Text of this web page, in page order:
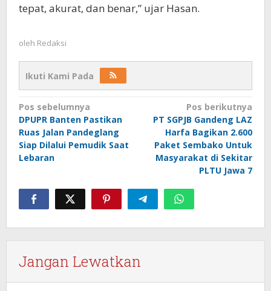
tepat, akurat, dan benar,” ujar Hasan.
oleh Redaksi
Ikuti Kami Pada
Navigasi
pos
Pos sebelumnya
DPUPR Banten Pastikan
Ruas Jalan Pandeglang
Siap Dilalui Pemudik Saat
Lebaran
Pos berikutnya
PT SGPJB Gandeng LAZ
Harfa Bagikan 2.600
Paket Sembako Untuk
Masyarakat di Sekitar
PLTU Jawa 7
Jangan Lewatkan